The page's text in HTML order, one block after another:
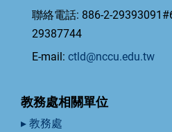
聯絡電話: 886-2-
29387744
E-mail: ctld@nccu.edu.tw
教務處相關單位
▸ 教務處